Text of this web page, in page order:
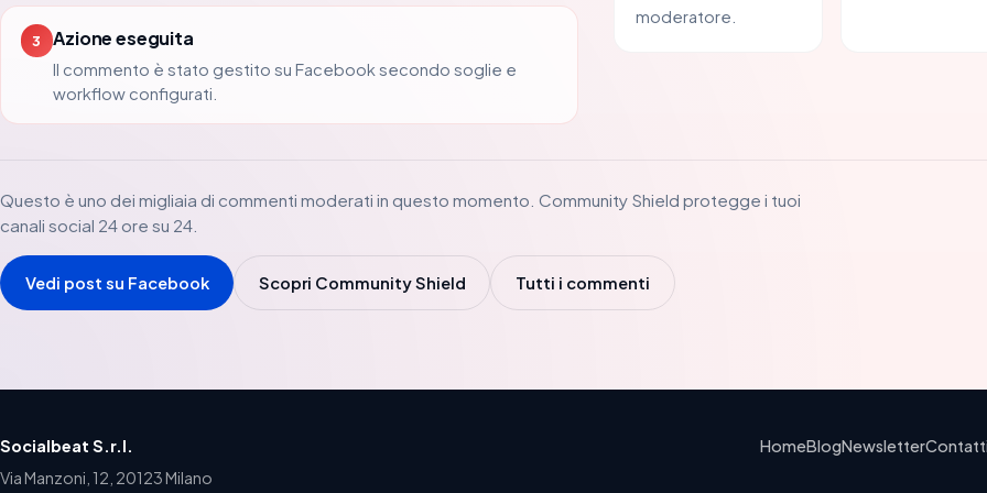
3 Azione eseguita
Il commento è stato gestito su Facebook secondo soglie e
workflow configurati.
moderatore.
Questo è uno dei migliaia di commenti moderati in questo momento. Community Shield protegge i tuoi
canali social 24 ore su 24.
Vedi post su Facebook Scopri Community Shield Tutti i commenti
Socialbeat S.r.l.
Via Manzoni, 12, 20123 Milano
HomeBlogNewsletter